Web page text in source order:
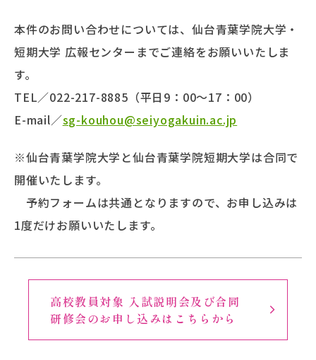
本件のお問い合わせについては、仙台青葉学院大学・
短期大学 広報センターまでご連絡をお願いいたしま
す。
TEL／022-217-8885（平日9：00～17：00）
E-mail／sg-kouhou@seiyogakuin.ac.jp
※仙台青葉学院大学と仙台青葉学院短期大学は合同で
開催いたします。
予約フォームは共通となりますので、お申し込みは
1度だけお願いいたします。
高校教員対象 入試説明会及び合同
研修会のお申し込みはこちらから